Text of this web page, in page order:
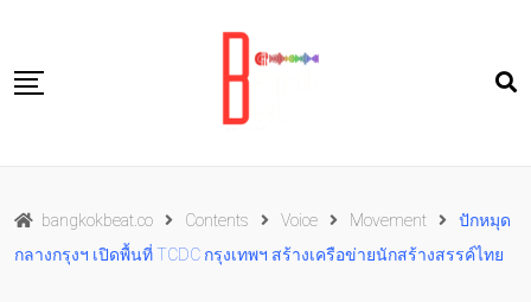
content
Food
Culture
bangkokbeat.co Contents Voice Movement
ปักหมุด
กลางกรุงฯ เปิดพื้นที่ TCDC กรุงเทพฯ สร้างเครือข่ายนักสร้างสรรค์ไทย